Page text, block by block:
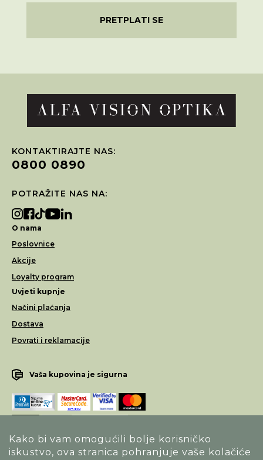
Kako bi vam omogućili bolje korisničko
iskustvo, ova stranica pohranjuje vaše kolačiće
PRETPLATI SE
KONTAKTIRAJTE NAS:
0800 0890
POTRAŽITE NAS NA:
O nama
Poslovnice
Akcije
Loyalty program
Uvjeti kupnje
Načini plaćanja
Dostava
Povrati i reklamacije
Vaša kupovina je sigurna